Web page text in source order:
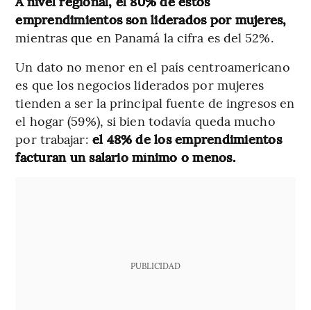
emprendimientos son liderados por mujeres,
mientras que en Panamá la cifra es del 52%.
Un dato no menor en el país centroamericano
es que los negocios liderados por mujeres
tienden a ser la principal fuente de ingresos en
el hogar (59%), si bien todavía queda mucho
por trabajar: el 48% de los emprendimientos
facturan un salario mínimo o menos.
PUBLICIDAD